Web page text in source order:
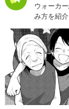
ウォーカ
み方を紹